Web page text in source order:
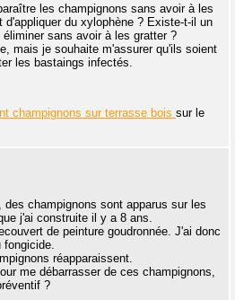
les champignons sans avoir à les
d'appliquer du xylophène ? Existe-t-il un
sans avoir à les gratter ?
mais je souhaite m'assurer qu'ils soient
les bastaings infectés.
champignons sur terrasse bois sur le
des champignons sont apparus sur les
j'ai construite il y a 8 ans.
de peinture goudronnée. J'ai donc
réapparaissent.
me débarrasser de ces champignons,
?